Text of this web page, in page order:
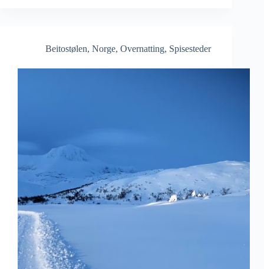
Beitostølen, Norge, Overnatting, Spisesteder